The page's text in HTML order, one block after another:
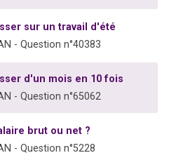
sur un travail d'été
- Question n°40383
d'un mois en 10 fois
- Question n°65062
brut ou net ?
- Question n°5228